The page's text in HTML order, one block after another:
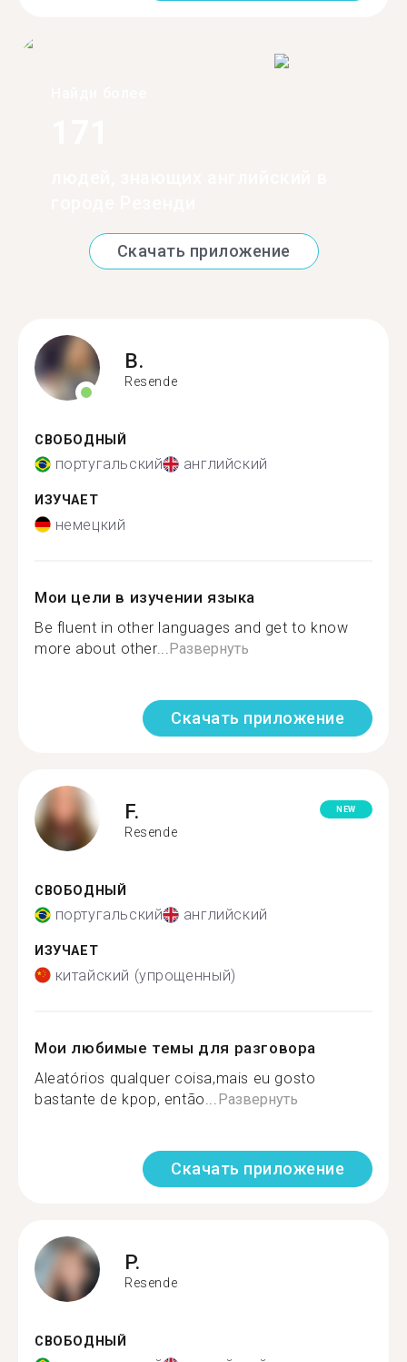
Скачать приложение
B.
Resende
СВОБОДНЫЙ
португальский английский
ИЗУЧАЕТ
немецкий
Мои цели в изучении языка
Be fluent in other languages and get to know
more about other... Развернуть
Скачать приложение
F.
Resende
NEW
СВОБОДНЫЙ
португальский английский
ИЗУЧАЕТ
китайский (упрощенный)
Мои любимые темы для разговора
Aleatórios qualquer coisa,mais eu gosto
bastante de kpop, então... Развернуть
Скачать приложение
P.
Resende
СВОБОДНЫЙ